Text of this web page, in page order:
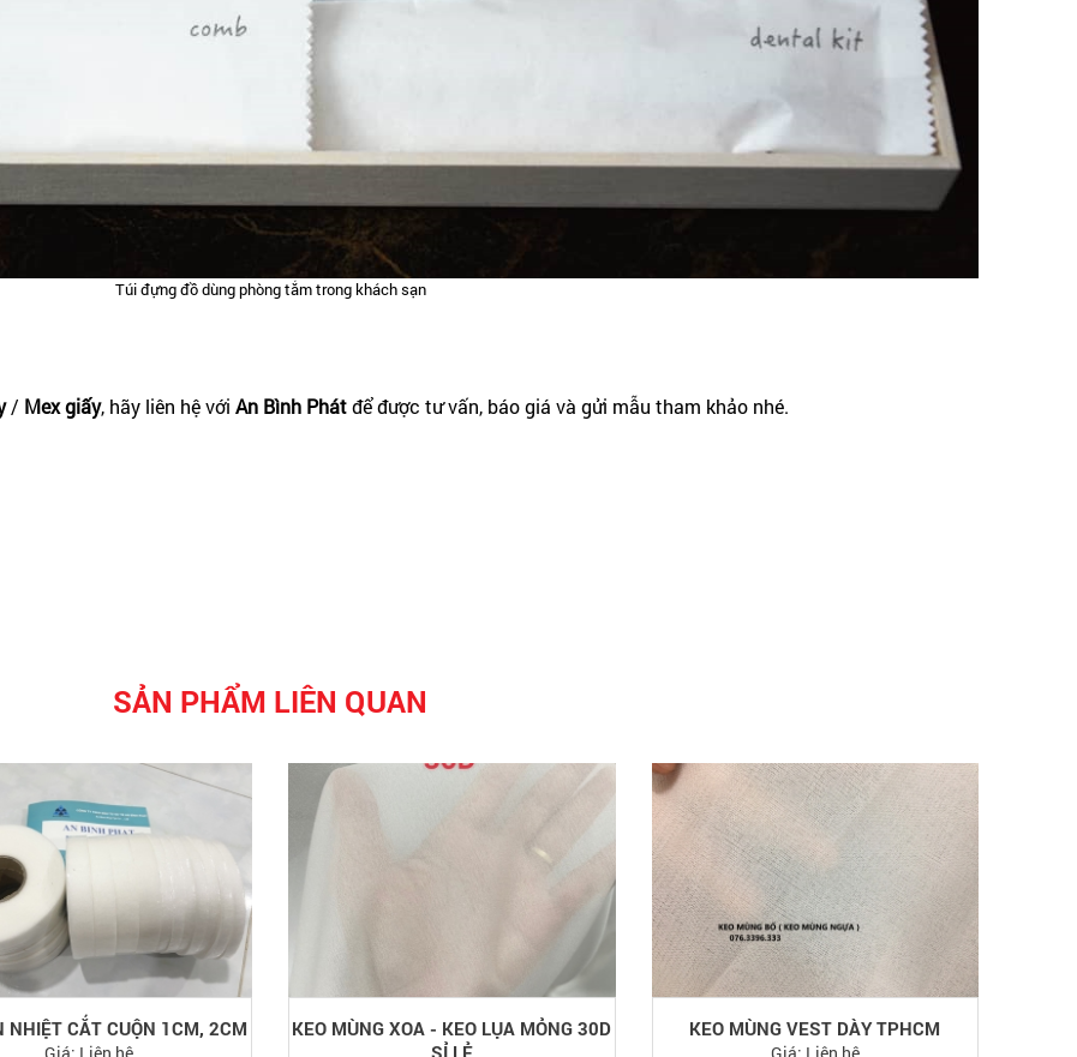
Túi đựng đồ dùng phòng tắm trong khách sạn
/ Mex giấy, hãy liên hệ với An Bình Phátđể được tư vấn, báo giá và gửi mẫu tham khảo nhé.
SẢN PHẨM LIÊN QUAN
NHIỆT CẮT CUỘN 1CM, 2CM
KEO MÙNG XOA - KEO LỤA MỎNG 30D
SỈ LẺ
KEO MÙNG VEST DÀY TPHCM